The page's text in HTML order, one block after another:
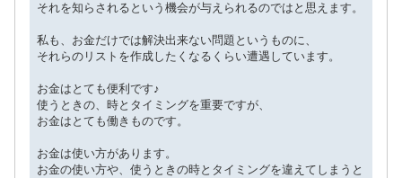
それを知らされるという機会が与えられるのではと思えます。
私も、お金だけでは解決出来ない問題というものに、
それらのリストを作成したくなるくらい遭遇しています。
お金はとても便利です♪
使うときの、時とタイミングを重要ですが、
お金はとても働きものです。
お金は使い方があります。
お金の使い方や、使うときの時とタイミングを違えてしまうと